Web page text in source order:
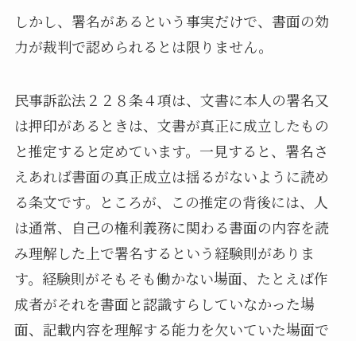
しかし、署名があるという事実だけで、書面の効
力が裁判で認められるとは限りません。
民事訴訟法２２８条４項は、文書に本人の署名又
は押印があるときは、文書が真正に成立したもの
と推定すると定めています。一見すると、署名さ
えあれば書面の真正成立は揺るがないように読め
る条文です。ところが、この推定の背後には、人
は通常、自己の権利義務に関わる書面の内容を読
み理解した上で署名するという経験則がありま
す。経験則がそもそも働かない場面、たとえば作
成者がそれを書面と認識すらしていなかった場
面、記載内容を理解する能力を欠いていた場面で